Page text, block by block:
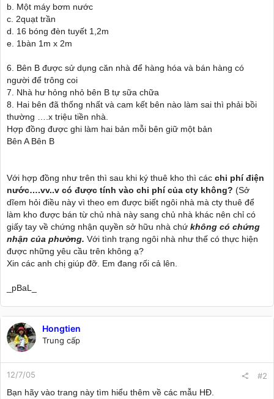
b. Một máy bơm nước
c. 2quạt trần
d. 16 bóng đèn tuyết 1,2m
e. 1bàn 1m x 2m
6. Bên B được sử dụng căn nhà để hàng hóa và bán hàng có
người để trông coi
7. Nhà hư hỏng nhỏ bên B tự sữa chữa
8. Hai bên đã thống nhất và cam kết bên nào làm sai thì phải bồi
thường ….x triệu tiền nhà.
Hợp đồng được ghi làm hai bản mỗi bên giữ một bản
Bên A Bên B
Với hợp đồng như trên thì sau khi ký thuê kho thì các chi phí điện
nước….vv..v có được tính vào chi phí của cty không? (Sở
dĩem hỏi điều này vì theo em được biết ngôi nhà mà cty thuê để
làm kho được bán từ chủ nhà này sang chủ nhà khác nên chỉ có
giấy tay về chứng nhận quyền sở hữu nhà chứ không có chứng
nhận của phường. Với tình trạng ngôi nhà như thế có thực hiện
được những yêu cầu trên không ạ?
Xin các anh chị giúp đỡ. Em đang rối cả lên.
_pBaL_
Hongtien
Trung cấp
12/7/05
#2
Bạn hãy vào trang này tìm hiểu thêm về các mẫu HĐ.